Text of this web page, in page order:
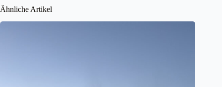
Ähnliche Artikel